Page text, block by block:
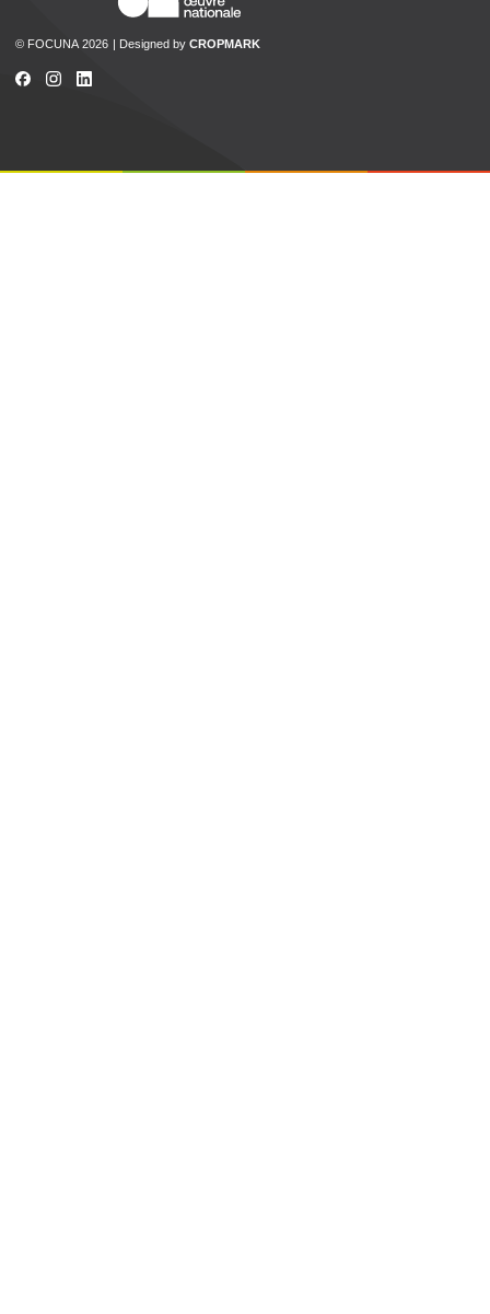
© FOCUNA 2026 Designed by CROPMARK